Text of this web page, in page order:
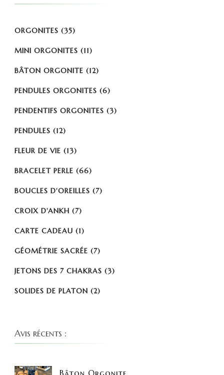
ORGONITES (35)
MINI ORGONITES (11)
BÂTON ORGONITE (12)
PENDULES ORGONITES (6)
PENDENTIFS ORGONITES (3)
PENDULES (12)
FLEUR DE VIE (13)
BRACELET PERLE (66)
BOUCLES D'OREILLES (7)
CROIX D'ANKH (7)
CARTE CADEAU (1)
GÉOMÉTRIE SACRÉE (7)
JETONS DES 7 CHAKRAS (3)
SOLIDES DE PLATON (2)
Avis récents :
Bâton Orgonite